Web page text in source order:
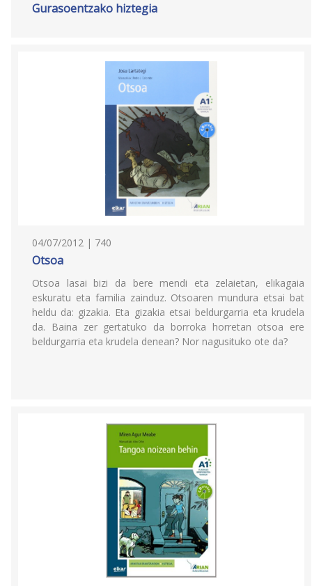
Gurasoentzako hiztegia
04/07/2012 | 740
Otsoa
Otsoa lasai bizi da bere mendi eta zelaietan, elikagaia
eskuratu eta familia zainduz. Otsoaren mundura etsai bat
heldu da: gizakia. Eta gizakia etsai beldurgarria eta krudela
da. Baina zer gertatuko da borroka horretan otsoa ere
beldurgarria eta krudela denean? Nor nagusituko ote da?